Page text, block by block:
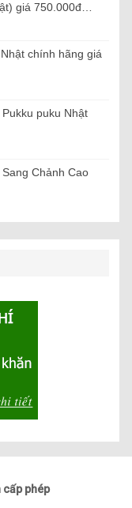
giá 750.000đ…
chính hãng giá
puku Nhật
Chảnh Cao
cấp phép